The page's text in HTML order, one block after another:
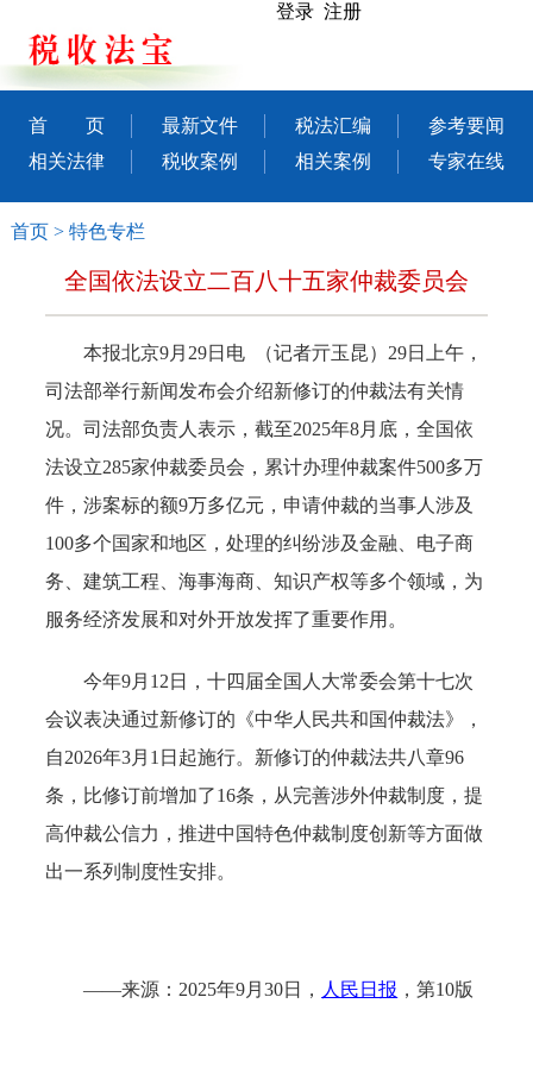
登录 注册
首 页 最新文件 税法汇编
参考要闻
相关法律
税收案例 相关案例 专家在线
首页> 特色专栏
全国依法设立二百八十五家仲裁委员会
本报北京9月29日电 （记者亓玉昆）29日上午，
司法部举行新闻发布会介绍新修订的仲裁法有关情
况。司法部负责人表示，截至2025年8月底，全国依
法设立285家仲裁委员会，累计办理仲裁案件500多万
件，涉案标的额9万多亿元，申请仲裁的当事人涉及
100多个国家和地区，处理的纠纷涉及金融、电子商
务、建筑工程、海事海商、知识产权等多个领域，为
服务经济发展和对外开放发挥了重要作用。
今年9月12日，十四届全国人大常委会第十七次
会议表决通过新修订的《中华人民共和国仲裁法》，
自2026年3月1日起施行。新修订的仲裁法共八章96
条，比修订前增加了16条，从完善涉外仲裁制度，提
高仲裁公信力，推进中国特色仲裁制度创新等方面做
出一系列制度性安排。
——来源：2025年9月30日， 人民日报 ，第10版